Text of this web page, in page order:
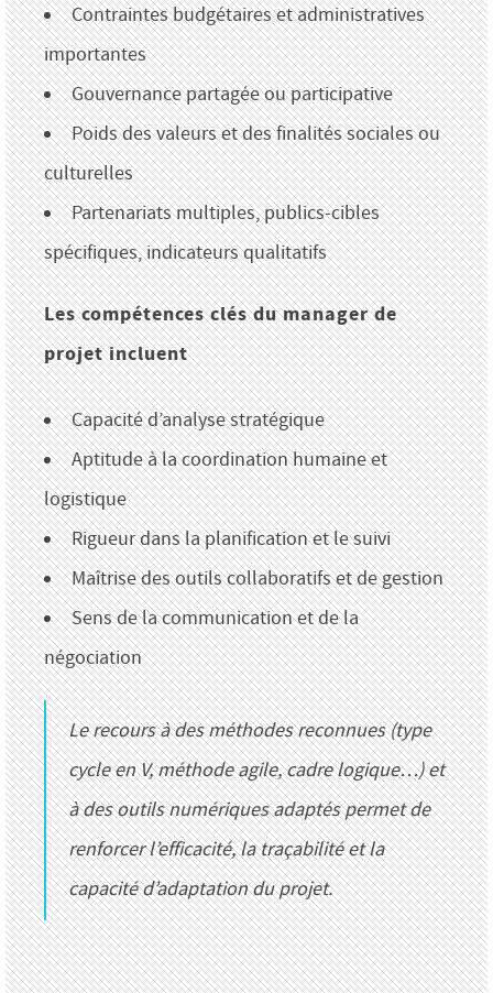
Contraintes budgétaires et administratives
importantes
Gouvernance partagée ou participative
Poids des valeurs et des finalités sociales ou
culturelles
Partenariats multiples, publics-cibles
spécifiques, indicateurs qualitatifs
Les compétences clés du manager de
projet incluent
Capacité d’analyse stratégique
Aptitude à la coordination humaine et
logistique
Rigueur dans la planification et le suivi
Maîtrise des outils collaboratifs et de gestion
Sens de la communication et de la
négociation
Le recours à des méthodes reconnues (type
cycle en V, méthode agile, cadre logique…) et
à des outils numériques adaptés permet de
renforcer l’efficacité, la traçabilité et la
capacité d’adaptation du projet.